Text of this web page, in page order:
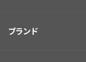
ブランド